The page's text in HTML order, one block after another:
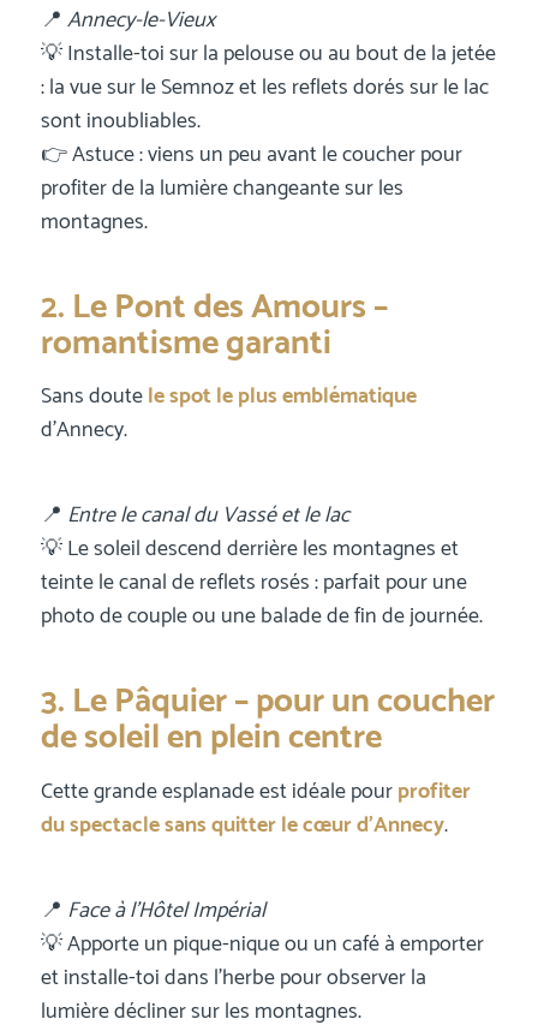
📍 Annecy-le-Vieux
💡 Installe-toi sur la pelouse ou au bout de la jetée
: la vue sur le Semnoz et les reflets dorés sur le lac
sont inoubliables.
👉 Astuce : viens un peu avant le coucher pour
profiter de la lumière changeante sur les
montagnes.
2. Le Pont des Amours –
romantisme garanti
Sans doutele spot le plus emblématique
d’Annecy.
📍 Entre le canal du Vassé et le lac
💡 Le soleil descend derrière les montagnes et
teinte le canal de reflets rosés : parfait pour une
photo de couple ou une balade de fin de journée.
3. Le Pâquier – pour un coucher
de soleil en plein centre
Cette grande esplanade est idéale pourprofiter
du spectacle sans quitter le cœur d’Annecy.
📍 Face à l’Hôtel Impérial
💡 Apporte un pique-nique ou un café à emporter
et installe-toi dans l’herbe pour observer la
lumière décliner sur les montagnes.